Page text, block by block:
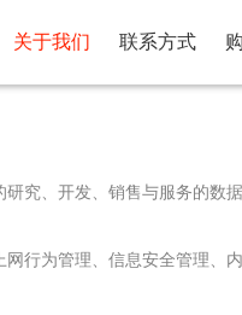
关于我们 联系方式
究、开发、销售与服务的数
行为管理、信息安全管理、